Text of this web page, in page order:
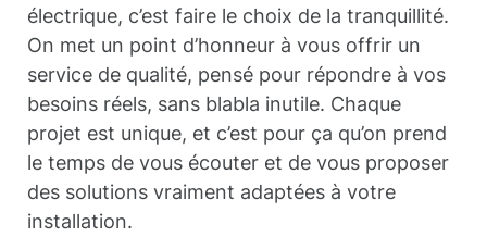
électrique, c’est faire le choix de la tranquillité.
On met un point d’honneur à vous offrir un
service de qualité, pensé pour répondre à vos
besoins réels, sans blabla inutile. Chaque
projet est unique, et c’est pour ça qu’on prend
le temps de vous écouter et de vous proposer
des solutions vraiment adaptées à votre
installation.